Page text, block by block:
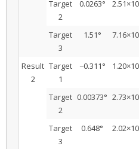
Target
2
0.0263° 2.51×10
Target
3
1.51° 7.16×10
Result
2
Target
1
−0.311° 1.20×10
Target
2
0.00373° 2.73×10
Target
3
0.648° 2.02×10